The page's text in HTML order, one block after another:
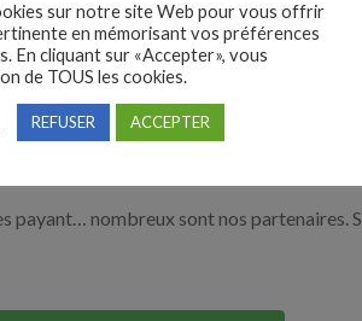
un auxiliaire de vie ou un aide à
solutions entreprises
nombreux sont nos partenaires.
sur notre site Web pour vous offrir
en mémorisant vos préférences
En cliquant sur «Accepter», vous
de TOUS les cookies.
REFUSER ACCEPTER